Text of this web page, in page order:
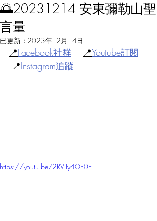
🌅20231214 安東彌勒山聖
言量
已更新： 2023年12月14日
📍Facebook社群 📍Youtube訂閱
📍Instagram追蹤
https://youtu.be/2RV-Iy4On0E